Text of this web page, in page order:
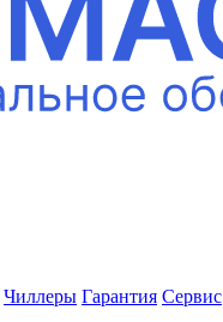
Чиллеры Гарантия Сервис